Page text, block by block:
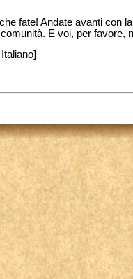
fate! Andate avanti con
E voi, per favore,